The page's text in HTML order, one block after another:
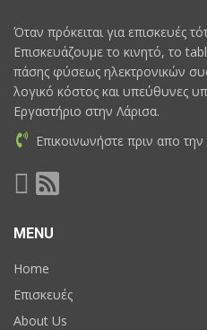
Όταν πρόκειται για επισκευές
Επισκευάζουμε το κινητό, το
πάσης φύσεως ηλεκτρονικών
λογικό κόστος και υπεύθυνες
Εργαστήριο στην Λάρισα.
Επικοινωνήστε πριν απο
MENU
Home
Επισκευές
About Us